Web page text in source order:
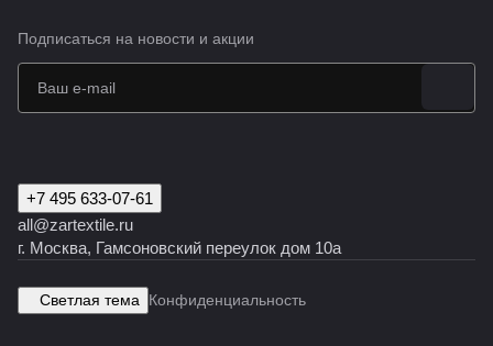
Подписаться на новости и акции
+7 495 633-07-61
all@zartextile.ru
г. Москва, Гамсоновский переулок дом 10а
Светлая тема Конфиденциальность